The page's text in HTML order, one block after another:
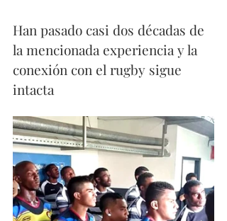
Han pasado casi dos décadas de
la mencionada experiencia y la
conexión con el rugby sigue
intacta